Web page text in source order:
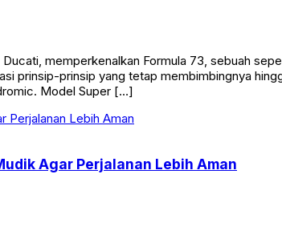
memperkenalkan Formula 73, sebuah
prinsip-prinsip yang tetap membimbingnya
Model Super […]
Agar Perjalanan Lebih Aman